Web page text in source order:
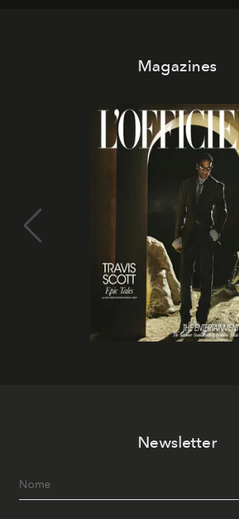
Magazines
Newsletter